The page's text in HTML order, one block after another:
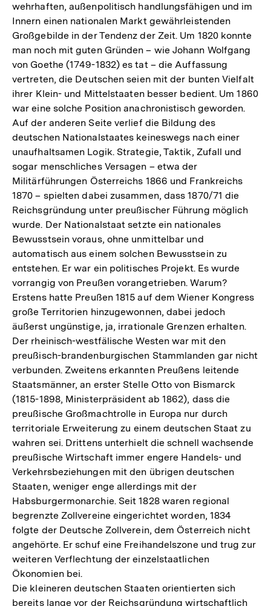
wehrhaften, außenpolitisch handlungsfähigen und im
Innern einen nationalen Markt gewährleistenden
Großgebilde in der Tendenz der Zeit. Um 1820 konnte
man noch mit guten Gründen – wie Johann Wolfgang
von Goethe (1749-1832) es tat – die Auffassung
vertreten, die Deutschen seien mit der bunten Vielfalt
ihrer Klein- und Mittelstaaten besser bedient. Um 1860
war eine solche Position anachronistisch geworden.
Auf der anderen Seite verlief die Bildung des
deutschen Nationalstaates keineswegs nach einer
unaufhaltsamen Logik. Strategie, Taktik, Zufall und
sogar menschliches Versagen – etwa der
Militärführungen Österreichs 1866 und Frankreichs
1870 – spielten dabei zusammen, dass 1870/71 die
Reichsgründung unter preußischer Führung möglich
wurde. Der Nationalstaat setzte ein nationales
Bewusstsein voraus, ohne unmittelbar und
automatisch aus einem solchen Bewusstsein zu
entstehen. Er war ein politisches Projekt. Es wurde
vorrangig von Preußen vorangetrieben. Warum?
Erstens hatte Preußen 1815 auf dem Wiener Kongress
große Territorien hinzugewonnen, dabei jedoch
äußerst ungünstige, ja, irrationale Grenzen erhalten.
Der rheinisch-westfälische Westen war mit den
preußisch-brandenburgischen Stammlanden gar nicht
verbunden. Zweitens erkannten Preußens leitende
Staatsmänner, an erster Stelle Otto von Bismarck
(1815-1898, Ministerpräsident ab 1862), dass die
preußische Großmachtrolle in Europa nur durch
territoriale Erweiterung zu einem deutschen Staat zu
wahren sei. Drittens unterhielt die schnell wachsende
preußische Wirtschaft immer engere Handels- und
Verkehrsbeziehungen mit den übrigen deutschen
Staaten, weniger enge allerdings mit der
Habsburgermonarchie. Seit 1828 waren regional
begrenzte Zollvereine eingerichtet worden, 1834
folgte der Deutsche Zollverein, dem Österreich nicht
angehörte. Er schuf eine Freihandelszone und trug zur
weiteren Verflechtung der einzelstaatlichen
Ökonomien bei.
Die kleineren deutschen Staaten orientierten sich
bereits lange vor der Reichsgründung wirtschaftlich